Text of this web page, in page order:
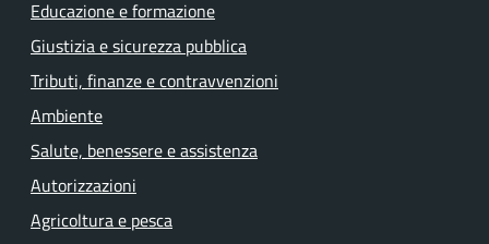
Educazione e formazione
Giustizia e sicurezza pubblica
Tributi, finanze e contravvenzioni
Ambiente
Salute, benessere e assistenza
Autorizzazioni
Agricoltura e pesca